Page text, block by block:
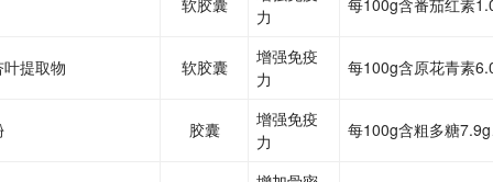
软胶囊
力
每100g含番茄红素
提取物 软胶囊
增强免疫
力
每100g含原花青素
胶囊
增强免疫
力
每100g含粗多糖